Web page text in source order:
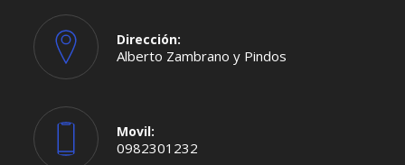
Dirección:
Alberto Zambrano y Pindos
Movil:
0982301232